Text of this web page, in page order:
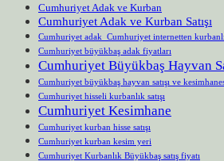
Cumhuriyet Adak ve Kurban
Cumhuriyet Adak ve Kurban Satışı
Cumhuriyet adak Cumhuriyet internetten
Cumhuriyet büyükbaş adak fiyatları
Cumhuriyet Büyükbaş Hayvan
Cumhuriyet büyükbaş hayvan satışı ve
Cumhuriyet hisseli kurbanlık satışı
Cumhuriyet Kesimhane
Cumhuriyet kurban hisse satışı
Cumhuriyet kurban kesim yeri
Cumhuriyet Kurbanlık Büyükbaş satış fiyatı